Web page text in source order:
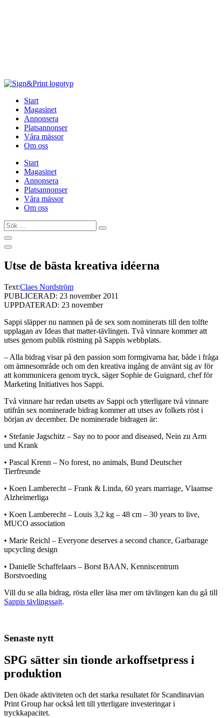
Start
Magasinet
Annonsera
Platsannonser
Våra mässor
Om oss
Start
Magasinet
Annonsera
Platsannonser
Våra mässor
Om oss
Sök
…
Utse de bästa kreativa idéerna
Text:Claes Nordström
PUBLICERAD: 23 november 2011
UPPDATERAD: 23 november
Sappi släpper nu namnen på de sex som nominerats till den tolfte
upplagan av Ideas that matter-tävlingen. Två vinnare kommer att
utses genom publik röstning på Sappis webbplats.
– Alla bidrag visar på den passion som formgivarna har, både i fråga
om ämnesområde och om den kreativa ingång de använt sig av för
att kommunicera genom tryck, säger Sophie de Guignard, chef för
Marketing Initiatives hos Sappi.
Två vinnare har redan utsetts av Sappi och ytterligare två vinnare
utifrån sex nominerade bidrag kommer att utses av folkets röst i
början av december. De nominerade bidragen är:
• Stefanie Jagschitz – Say no to poor and diseased, Nein zu Arm
und Krank
• Pascal Krenn – No forest, no animals, Bund Deutscher
Tierfreunde
• Koen Lamberecht – Frank & Linda, 60 years marriage, Vlaamse
Alzheimerliga
• Koen Lamberecht – Louis 3,2 kg – 48 cm – 30 years to live,
MUCO association
• Marie Reichl – Everyone deserves a second chance, Garbarage
upcycling design
• Danielle Schaffelaars – Borst BAAN, Kenniscentrum
Borstvoeding
Vill du se alla bidrag, rösta eller läsa mer om tävlingen kan du gå till
Sappis tävlingssajt.
Senaste nytt
SPG sätter sin tionde arkoffsetpress i
produktion
Den ökade aktiviteten och det starka resultatet för Scandinavian
Print Group har också lett till ytterligare investeringar i
tryckkapacitet.